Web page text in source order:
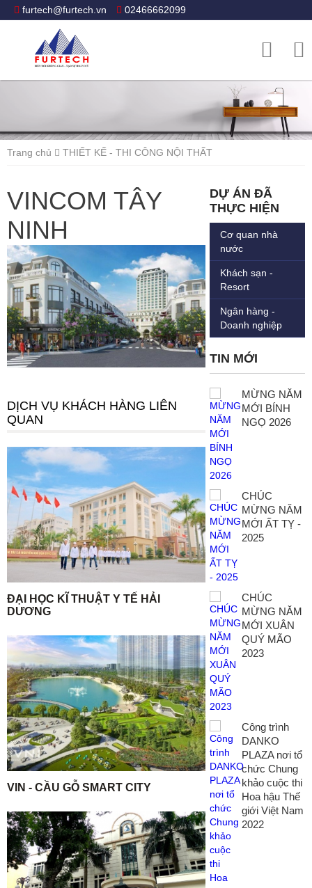
furtech@furtech.vn 02466662099
Trang chủ THIẾT KẾ - THI CÔNG NỘI THẤT
VINCOM TÂY
NINH
DỊCH VỤ KHÁCH HÀNG LIÊN
QUAN
ĐẠI HỌC KĨ THUẬT Y TẾ HẢI
DƯƠNG
VIN - CẦU GỖ SMART CITY
DỰ ÁN ĐÃ
THỰC HIỆN
Cơ quan nhà
nước
Khách sạn -
Resort
Ngân hàng -
Doanh nghiệp
TIN MỚI
MỪNG NĂM
MỚI BÍNH
NGỌ 2026
CHÚC
MỪNG NĂM
MỚI ẤT TỴ -
2025
CHÚC
MỪNG NĂM
MỚI XUÂN
QUÝ MÃO
2023
Công trình
DANKO
PLAZA nơi tổ
chức Chung
khảo cuộc thi
Hoa hậu Thế
giới Việt Nam
2022